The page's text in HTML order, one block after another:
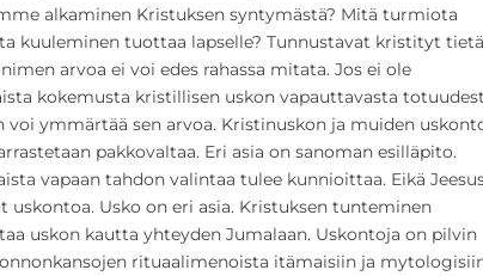
alkaminen Kristuksen syntymästä? Mitä turmiota
kuuleminen tuottaa lapselle? Tunnustavat kristityt
arvoa ei voi edes rahassa mitata. Jos ei ole
kokemusta kristillisen uskon vapauttavasta
voi ymmärtää sen arvoa. Kristinuskon ja muiden
pakkovaltaa. Eri asia on sanoman esilläpito.
vapaan tahdon valintaa tulee kunnioittaa. Eikä
uskontoa. Usko on eri asia. Kristuksen tunteminen
uskon kautta yhteyden Jumalaan. Uskontoja on pilvin
rituaalimenoista itämaisiin ja